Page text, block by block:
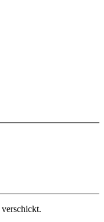
verschickt.